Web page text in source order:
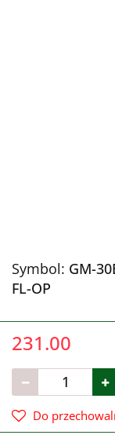
Symbol: GM-
FL-OP
231.00
Do